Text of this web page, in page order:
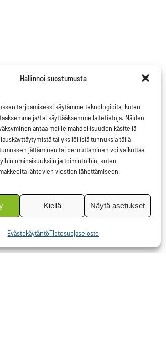
Hallinnoi suostumusta
tarjoamiseksi käytämme teknologioita, kuten
ja/tai käyttääksemme laitetietoja. Näiden
antaa meille mahdollisuuden käsitellä
tai yksilöllisiä tunnuksia tällä
jättäminen tai peruuttaminen voi vaikuttaa
ominaisuuksiin ja toimintoihin, kuten
lähtevien viestien lähettämiseen.
Kiellä Näytä asetukset
EvästekäytäntöTietosuojaseloste